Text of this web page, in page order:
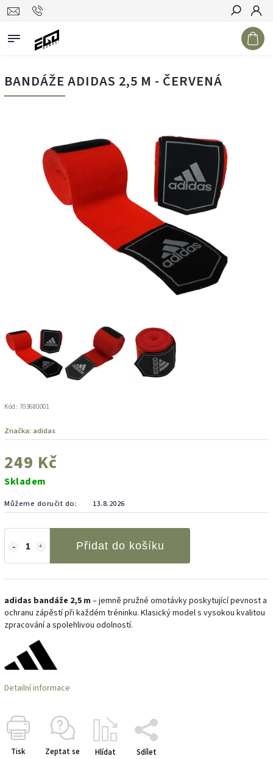
Hledat
BANDÁŽE ADIDAS 2,5 M - ČERVENÁ
Kód: 703680001
Značka: adidas
249 Kč
Skladem
Můžeme doručit do: 13.8.2026
Přidat do košíku
adidas bandáže 2,5 m – jemně pružné omotávky poskytující pevnost a
ochranu zápěstí při každém tréninku. Klasický model s vysokou kvalitou
zpracování a spolehlivou odolností.
Detailní informace
Tisk Zeptat se Hlídat Sdílet